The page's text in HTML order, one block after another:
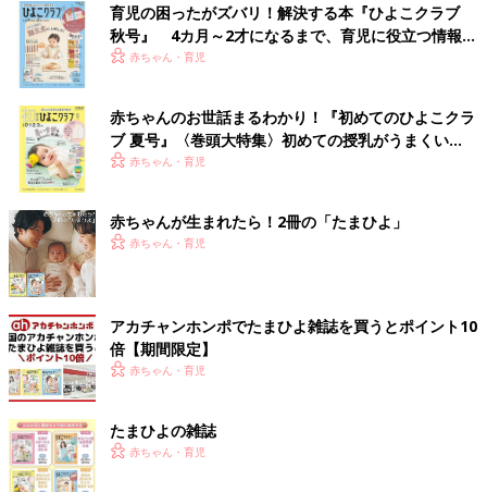
育児の困ったがズバリ！解決する本『ひよこクラブ
秋号』 4カ月～2才になるまで、育児に役立つ情報が
いっぱい！
赤ちゃん・育児
赤ちゃんのお世話まるわかり！『初めてのひよこクラ
ブ 夏号』〈巻頭大特集〉初めての授乳がうまくい
く！ おっぱい・ミルクの基本と夏のトラブル 解決テ
赤ちゃん・育児
赤ちゃんが生まれたら！2冊の「たまひよ」
赤ちゃん・育児
アカチャンホンポでたまひよ雑誌を買うとポイント10
倍【期間限定】
赤ちゃん・育児
たまひよの雑誌
赤ちゃん・育児